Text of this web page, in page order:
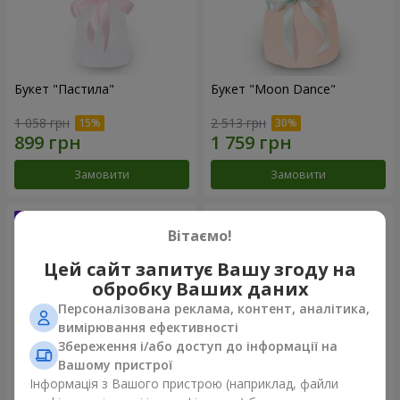
Букет "Пастила"
1 058 грн
Замовити
Букет "Moon Dance"
2 513 грн
Замовити
Вітаємо!
Цей сайт запитує Вашу згоду на
обробку Ваших даних
Персоналізована реклама, контент, аналітика,
вимірювання ефективності
Збереження і/або доступ до інформації на
Вашому пристрої
Інформація з Вашого пристрою (наприклад, файли